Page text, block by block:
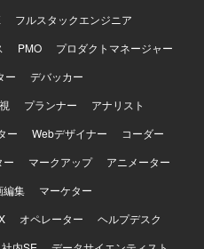
Server、Redhat系OS
フルスタックエンジニア
PMO
プロダクトマネージャー
ー
デバッカー
プランナー
アナリスト
ー Webデザイナー
コーダー
ー マークアップ
アニメーター
編集
マーケター
オペレーター
ヘルプデスク